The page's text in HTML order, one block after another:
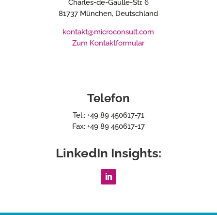
Charles-de-Gaulle-Str. 6
81737 München, Deutschland
kontakt@microconsult.com
Zum Kontaktformular
Telefon
Tel.: +49 89 450617-71
Fax: +49 89 450617-17
LinkedIn Insights: